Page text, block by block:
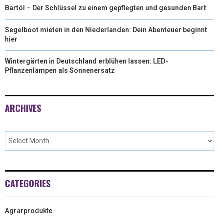
Bartöl – Der Schlüssel zu einem gepflegten und gesunden Bart
Segelboot mieten in den Niederlanden: Dein Abenteuer beginnt
hier
Wintergärten in Deutschland erblühen lassen: LED-
Pflanzenlampen als Sonnenersatz
ARCHIVES
CATEGORIES
Agrarprodukte